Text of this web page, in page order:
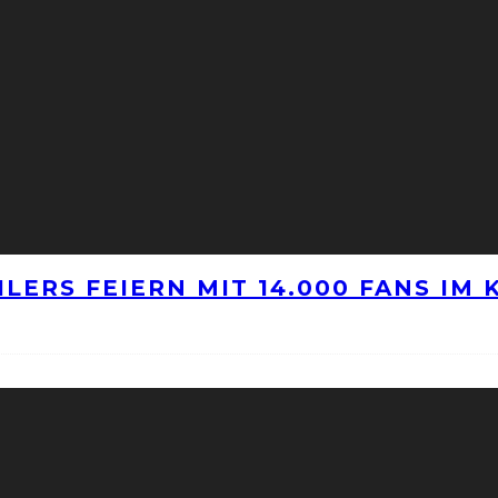
FEIERN MIT 14.000 FANS IM